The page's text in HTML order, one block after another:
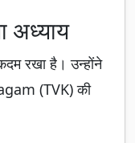
अध्याय
रखा है। उन्होंने
(TVK) की